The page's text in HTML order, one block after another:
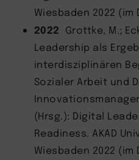
Wiesbaden 2022 (im
2022 Grottke, M.;
Leadership als
interdisziplinären
Sozialer Arbeit und
(Hrsg.): Digital
Readiness. AKAD
Wiesbaden 2022 (im